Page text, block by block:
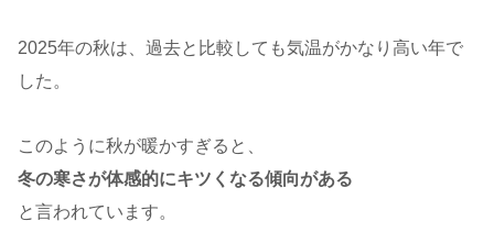
2025年の秋は、過去と比較しても気温がかなり高い年で
した。
このように秋が暖かすぎると、
冬の寒さが体感的にキツくなる傾向がある
と言われています。